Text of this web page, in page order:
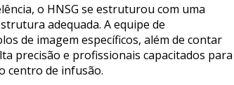
o HNSG se estruturou com uma
adequada. A equipe de
de imagem específicos, além de contar
precisão e profissionais capacitados para
centro de infusão.